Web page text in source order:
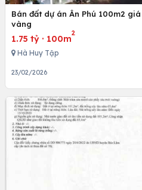
Bán đất dự án Ân Phú 100m2
vàng
1.75 tỷ · 100m
2
Hà Huy Tập
23/02/2026